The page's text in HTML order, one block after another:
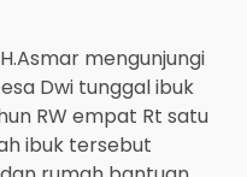
mengunjungi
Dwi tunggal ibuk
RW empat Rt satu
ibuk tersebut